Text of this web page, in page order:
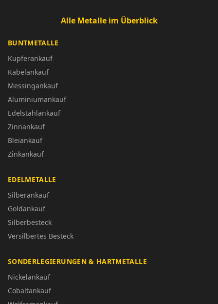
Alle Metalle im Überblick
BUNTMETALLE
Kupferankauf
Kabelankauf
Messingankauf
Aluminiumankauf
Edelstahlankauf
Zinnankauf
Bleiankauf
Zinkankauf
EDELMETALLE
Silberankauf
Goldankauf
Silberbesteck
Versilbertes Besteck
SONDERLEGIERUNGEN & HARTMETALLE
Nickelankauf
Cobaltankauf